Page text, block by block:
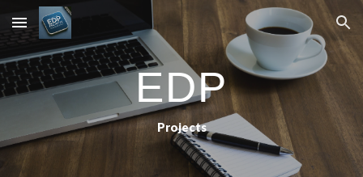
Skip to main content Skip to navigation
EDP
Projects